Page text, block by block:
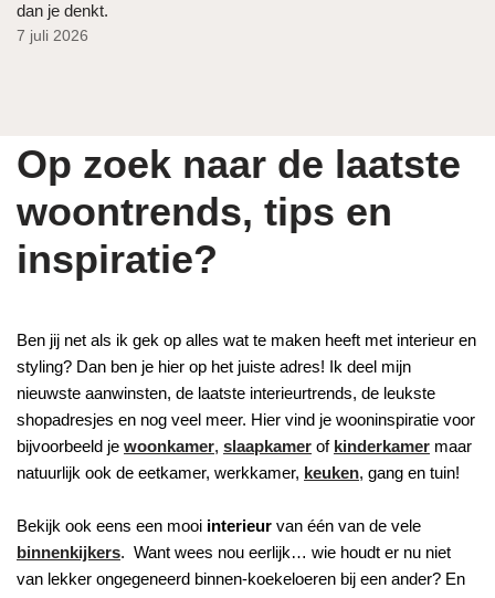
dan je denkt.
7 juli 2026
Op zoek naar de laatste
woontrends, tips en
inspiratie?
Ben jij net als ik gek op alles wat te maken heeft met interieur en
styling? Dan ben je hier op het juiste adres! Ik deel mijn
nieuwste aanwinsten, de laatste interieurtrends, de leukste
shopadresjes en nog veel meer. Hier vind je wooninspiratie voor
bijvoorbeeld je woonkamer, slaapkamer of kinderkamer maar
natuurlijk ook de eetkamer, werkkamer, keuken, gang en tuin!
Bekijk ook eens een mooi interieur van één van de vele
binnenkijkers. Want wees nou eerlijk… wie houdt er nu niet
van lekker ongegeneerd binnen-koekeloeren bij een ander? En